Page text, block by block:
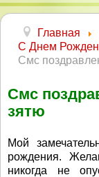
Главная
С Днем
Смс
Смс
зятю
Мой
рождения.
никогда не